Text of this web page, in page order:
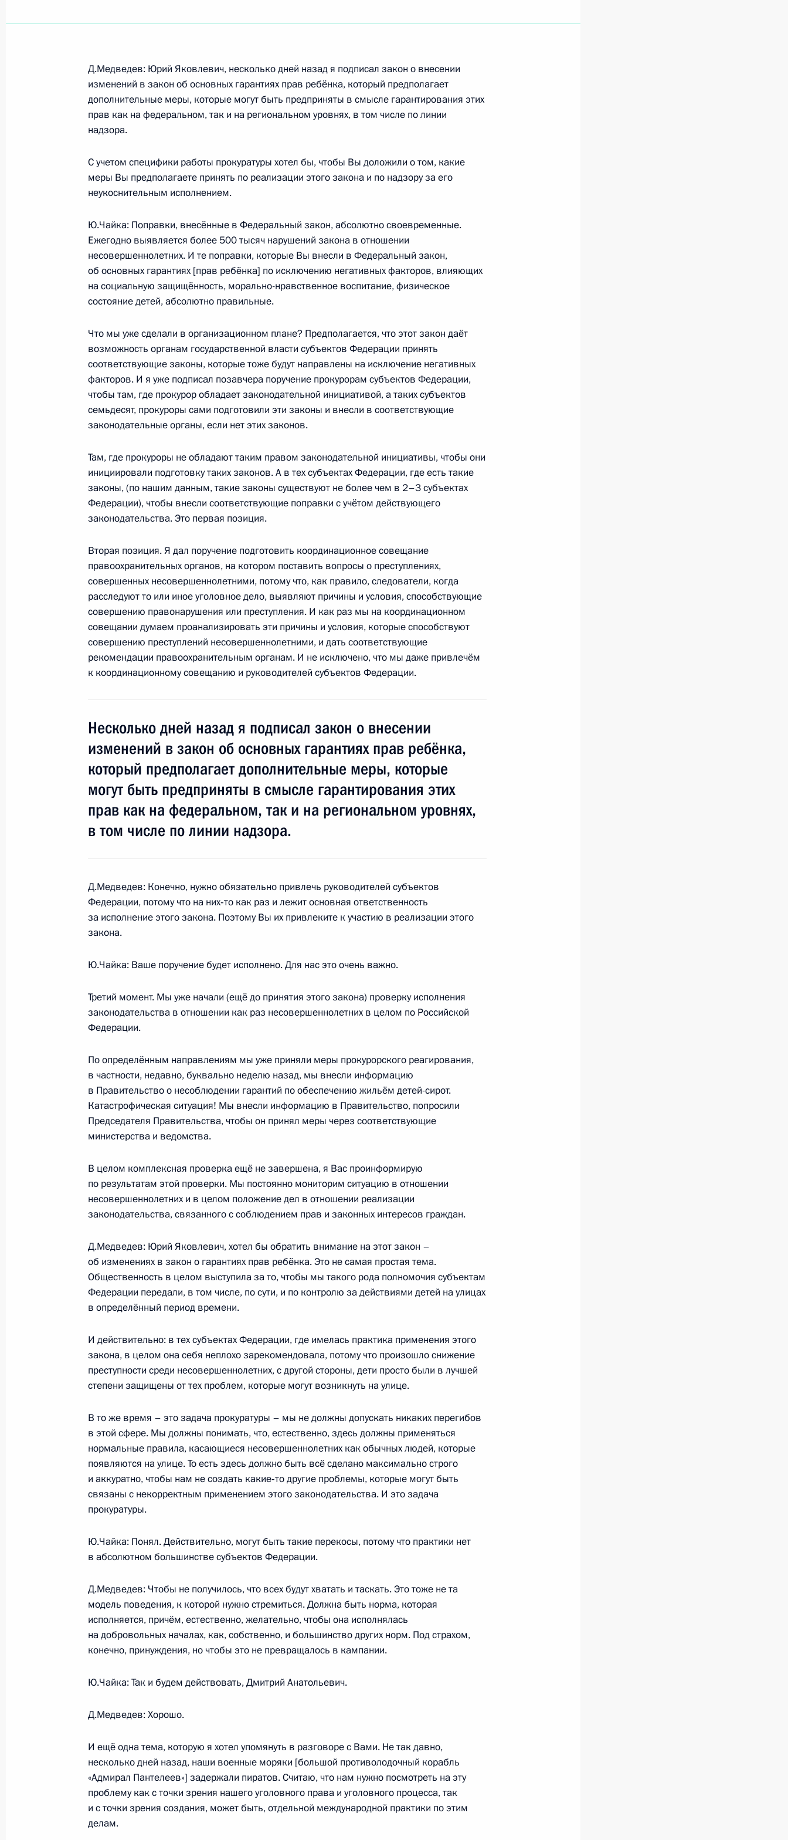
4 мая 2009 года, понедельник
Социально-экономическую ситуацию в Томской области
Дмитрий Медведев обсудил с губернатором региона Виктором
4 мая 2009 года, 17:15 Московская область, Горки
Чайкой
Московская область, Горки
30 апреля 2009 года, четверг
Выступления на церемонии подписания двусторонних документов
между Российской Федерацией и Республикой Абхазия
и Российской Федерацией и Республикой Южная Осетия
30 апреля 2009 года, 12:45 Москва, Кремль
29 апреля 2009 года, среда
Встреча с Министром обороны Китая Лян Гуанле
29 апреля 2009 года, 15:30
1
государств – членов Шанхайской организации сотрудничества
29 апреля 2009 года, 15:15 Москва, Кремль
Выступление на церемонии вручения государственных наград
29 апреля 2009 года, 13:10 Москва, Кремль
Начало встречи с Премьер-министром Болгарии Сергеем
Станишевым
Встреча с Президентом Адыгеи Асланчерием Тхакушиновым
28 апреля 2009 года, 15:20 Московская область, Горки
1
27 апреля 2009 года, понедельник
Стенографический отчёт о заседании Попечительского совета
Фонда поддержки олимпийцев России
Вступительное слово на заседании Попечительского совета
Фонда поддержки олимпийцев России
Встреча с Министром иностранных дел Китая Ян Цзечи
27 апреля 2009 года, 15:10 Московская область, Барвиха
24 апреля 2009 года, пятница
Начало рабочей встречи с Заместителем Председателя
Правительства – Руководителем Аппарата Правительства
Сергеем Собяниным и Министром связи и массовых
24 апреля 2009 года, 16:15 Тверская область, Завидово
Рабочая встреча с губернатором Новгородской области Сергеем
24 апреля 2009 года, 14:00 Тверская область, Завидово
Ответы на вопросы журналистов по итогам переговоров
с Президентом Армении Сержем Саргсяном
23 апреля 2009 года, 16:45 Тверская область, Завидово
Начало встречи с Президентом Армении Сержем Саргсяном
23 апреля 2009 года, 16:40 Тверская область, Завидово
22 апреля 2009 года, среда
Стенографический отчёт о заседании президиума
Государственного совета по вопросам совершенствования
системы допризывной подготовки молодёжи
Выступление на заседании президиума Государственного совета
подготовки молодёжи
22 апреля 2009 года, 16:40 Рязань
Начало рабочей встречи с губернатором Рязанской области
Д.Медведев: Юрий Яковлевич, несколько дней назад я подписал закон о внесении
изменений в закон об основных гарантиях прав ребёнка, который предполагает
дополнительные меры, которые могут быть предприняты в смысле гарантирования этих
прав как на федеральном, так и на региональном уровнях, в том числе по линии
надзора.
С учетом специфики работы прокуратуры хотел бы, чтобы Вы доложили о том, какие
меры Вы предполагаете принять по реализации этого закона и по надзору за его
неукоснительным исполнением.
Ю.Чайка: Поправки, внесённые в Федеральный закон, абсолютно своевременные.
Ежегодно выявляется более 500 тысяч нарушений закона в отношении
несовершеннолетних. И те поправки, которые Вы внесли в Федеральный закон,
об основных гарантиях [прав ребёнка] по исключению негативных факторов, влияющих
на социальную защищённость, морально-нравственное воспитание, физическое
состояние детей, абсолютно правильные.
Что мы уже сделали в организационном плане? Предполагается, что этот закон даёт
возможность органам государственной власти субъектов Федерации принять
соответствующие законы, которые тоже будут направлены на исключение негативных
факторов. И я уже подписал позавчера поручение прокурорам субъектов Федерации,
чтобы там, где прокурор обладает законодательной инициативой, а таких субъектов
семьдесят, прокуроры сами подготовили эти законы и внесли в соответствующие
законодательные органы, если нет этих законов.
Там, где прокуроры не обладают таким правом законодательной инициативы, чтобы они
инициировали подготовку таких законов. А в тех субъектах Федерации, где есть такие
законы, (по нашим данным, такие законы существуют не более чем в 2–3 субъектах
Федерации), чтобы внесли соответствующие поправки с учётом действующего
законодательства. Это первая позиция.
Вторая позиция. Я дал поручение подготовить координационное совещание
правоохранительных органов, на котором поставить вопросы о преступлениях,
совершенных несовершеннолетними, потому что, как правило, следователи, когда
расследуют то или иное уголовное дело, выявляют причины и условия, способствующие
совершению правонарушения или преступления. И как раз мы на координационном
совещании думаем проанализировать эти причины и условия, которые способствуют
совершению преступлений несовершеннолетними, и дать соответствующие
рекомендации правоохранительным органам. И не исключено, что мы даже привлечём
к координационному совещанию и руководителей субъектов Федерации.
Несколько дней назад я подписал закон о внесении
изменений в закон об основных гарантиях прав ребёнка,
который предполагает дополнительные меры, которые
могут быть предприняты в смысле гарантирования этих
прав как на федеральном, так и на региональном уровнях,
в том числе по линии надзора.
Д.Медведев: Конечно, нужно обязательно привлечь руководителей субъектов
Федерации, потому что на них‑то как раз и лежит основная ответственность
за исполнение этого закона. Поэтому Вы их привлеките к участию в реализации этого
закона.
Ю.Чайка: Ваше поручение будет исполнено. Для нас это очень важно.
Третий момент. Мы уже начали (ещё до принятия этого закона) проверку исполнения
законодательства в отношении как раз несовершеннолетних в целом по Российской
Федерации.
По определённым направлениям мы уже приняли меры прокурорского реагирования,
в частности, недавно, буквально неделю назад, мы внесли информацию
в Правительство о несоблюдении гарантий по обеспечению жильём детей-сирот.
Катастрофическая ситуация! Мы внесли информацию в Правительство, попросили
Председателя Правительства, чтобы он принял меры через соответствующие
министерства и ведомства.
В целом комплексная проверка ещё не завершена, я Вас проинформирую
по результатам этой проверки. Мы постоянно мониторим ситуацию в отношении
несовершеннолетних и в целом положение дел в отношении реализации
законодательства, связанного с соблюдением прав и законных интересов граждан.
Д.Медведев: Юрий Яковлевич, хотел бы обратить внимание на этот закон –
об изменениях в закон о гарантиях прав ребёнка. Это не самая простая тема.
Общественность в целом выступила за то, чтобы мы такого рода полномочия субъектам
Федерации передали, в том числе, по сути, и по контролю за действиями детей на улицах
в определённый период времени.
И действительно: в тех субъектах Федерации, где имелась практика применения этого
закона, в целом она себя неплохо зарекомендовала, потому что произошло снижение
преступности среди несовершеннолетних, с другой стороны, дети просто были в лучшей
степени защищены от тех проблем, которые могут возникнуть на улице.
В то же время – это задача прокуратуры – мы не должны допускать никаких перегибов
в этой сфере. Мы должны понимать, что, естественно, здесь должны применяться
нормальные правила, касающиеся несовершеннолетних как обычных людей, которые
появляются на улице. То есть здесь должно быть всё сделано максимально строго
и аккуратно, чтобы нам не создать какие‑то другие проблемы, которые могут быть
связаны с некорректным применением этого законодательства. И это задача
прокуратуры.
Ю.Чайка: Понял. Действительно, могут быть такие перекосы, потому что практики нет
в абсолютном большинстве субъектов Федерации.
Д.Медведев: Чтобы не получилось, что всех будут хватать и таскать. Это тоже не та
модель поведения, к которой нужно стремиться. Должна быть норма, которая
исполняется, причём, естественно, желательно, чтобы она исполнялась
на добровольных началах, как, собственно, и большинство других норм. Под страхом,
конечно, принуждения, но чтобы это не превращалось в кампании.
Ю.Чайка: Так и будем действовать, Дмитрий Анатольевич.
Д.Медведев: Хорошо.
И ещё одна тема, которую я хотел упомянуть в разговоре с Вами. Не так давно,
несколько дней назад, наши военные моряки [большой противолодочный корабль
«Адмирал Пантелеев»] задержали пиратов. Считаю, что нам нужно посмотреть на эту
проблему как с точки зрения нашего уголовного права и уголовного процесса, так
и с точки зрения создания, может быть, отдельной международной практики по этим
делам.